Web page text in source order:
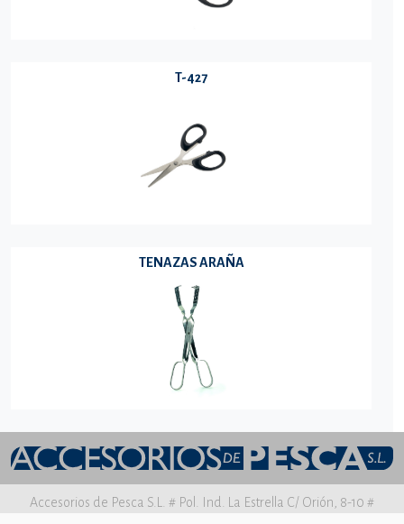
T-427
TENAZAS ARAÑA
Accesorios de Pesca S.L. # Pol. Ind. La Estrella C/ Orión, 8-10 #